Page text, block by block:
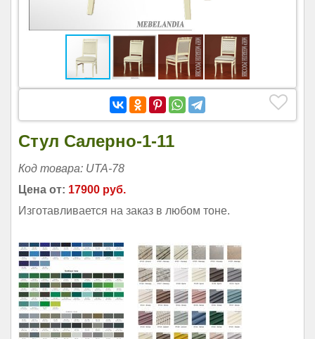
Стул Салерно-1-11
Код товара: UTA-78
Цена от: 17900 руб.
Изготавливается на заказ в любом тоне.